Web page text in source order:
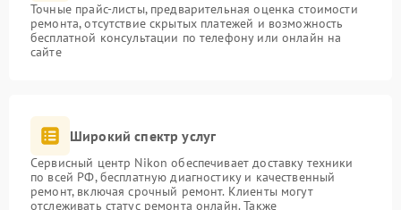
Точные прайс-листы, предварительная оценка стоимости
ремонта, отсутствие скрытых платежей и возможность
бесплатной консультации по телефону или онлайн на
сайте
Широкий спектр услуг
Сервисный центр Nikon обеспечивает доставку техники
по всей РФ, бесплатную диагностику и качественный
ремонт, включая срочный ремонт. Клиенты могут
отслеживать статус ремонта онлайн. Также